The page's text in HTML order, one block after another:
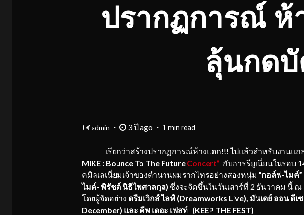
ปรากฏการณ์
ลุ้นกดบั
admin 3 ปี ago 1 min read
เรียกว่าสร้างปรากฏการณ์ห้างแตก!!! ไปแล้วสำหรับงานแถล
MIKE : Bounce To The Future Concert” กับการรียูเนี่ยนในรอบ
คมิลเลเนี่ยมเจ้าของตำนานผมรากไทรอย่างสองหนุ่ม “กอล์ฟ-ไมค์
ไมค์- พิรัชต์ นิธิไพศาลกุล) ซึ่งจะจัดขึ้นในวันเสาร์ที่ 2 ธันวาคม นี้
โดยผู้จัดอย่าง ดรีมเวิกส์ ไลฟ์ (Dreamworks Live), มันเดย์ ออน ดีเ
December) และ คีพ เดอะ เฟสท์ (KEEP THE FEST)